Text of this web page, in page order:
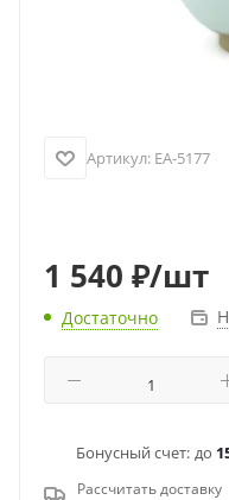
Артикул: EA-5177
1 540 ₽/шт
Достаточно
Бонусный счет: до
Рассчитать доставку